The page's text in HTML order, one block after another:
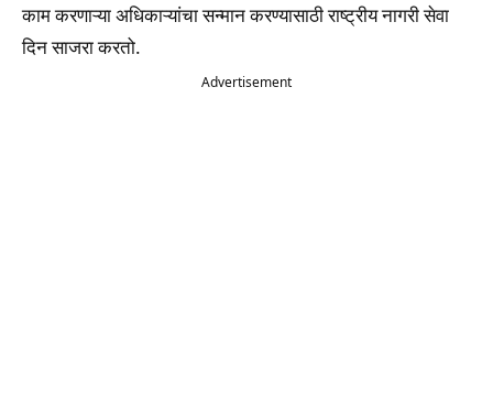
काम करणाऱ्या अधिकाऱ्यांचा सन्मान करण्यासाठी राष्ट्रीय नागरी सेवा
दिन साजरा करतो.
Advertisement